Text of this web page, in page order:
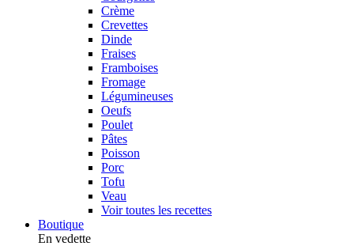
Crème
Crevettes
Dinde
Fraises
Framboises
Fromage
Légumineuses
Oeufs
Poulet
Pâtes
Poisson
Porc
Tofu
Veau
Voir toutes les recettes
Boutique
En vedette